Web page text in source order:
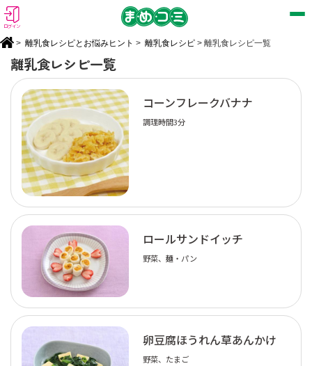
ログイン
> 離乳食レシピとお悩みヒント > 離乳食レシピ > 離乳食レシピ一覧
離乳食レシピ一覧
コーンフレークバナナ
調理時間3分
ロールサンドイッチ
野菜、麺・パン
卵豆腐ほうれん草あんかけ
野菜、たまご